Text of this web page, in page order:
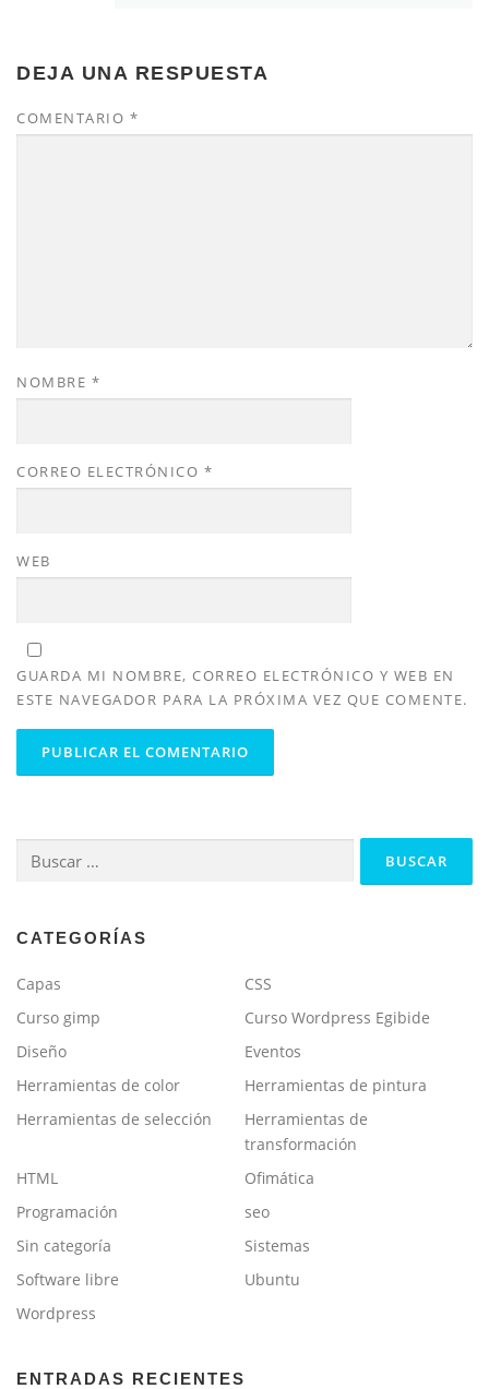
DEJA UNA RESPUESTA
COMENTARIO *
NOMBRE *
CORREO ELECTRÓNICO *
WEB
GUARDA MI NOMBRE, CORREO ELECTRÓNICO Y WEB EN
ESTE NAVEGADOR PARA LA PRÓXIMA VEZ QUE COMENTE.
Buscar:
CATEGORÍAS
Capas
CSS
Curso gimp
Curso Wordpress Egibide
Diseño
Eventos
Herramientas de color
Herramientas de pintura
Herramientas de selección
Herramientas de
transformación
HTML
Ofimática
Programación
seo
Sin categoría
Sistemas
Software libre
Ubuntu
Wordpress
ENTRADAS RECIENTES